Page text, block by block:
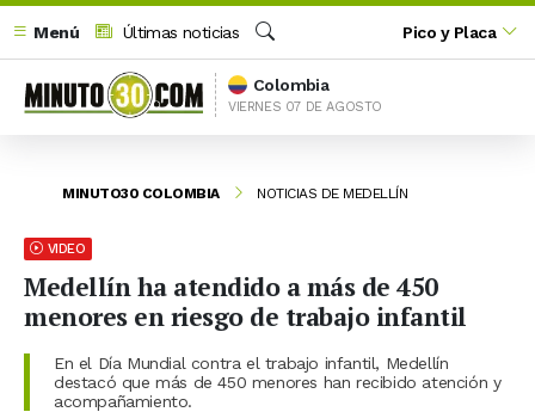
Menú
Últimas noticias
Buscar
Pico y Placa
Colombia
VIERNES 07 DE AGOSTO
MINUTO30 COLOMBIA NOTICIAS DE MEDELLÍN
VIDEO
Medellín ha atendido a más de 450
menores en riesgo de trabajo infantil
En el Día Mundial contra el trabajo infantil, Medellín
destacó que más de 450 menores han recibido atención y
acompañamiento.